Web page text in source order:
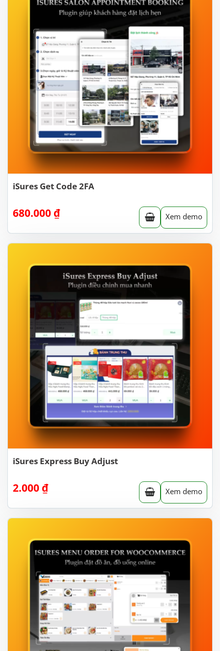
iSures Get Code 2FA
680.000 ₫ Xem demo
iSures Express Buy Adjust
2.000 ₫ Xem demo